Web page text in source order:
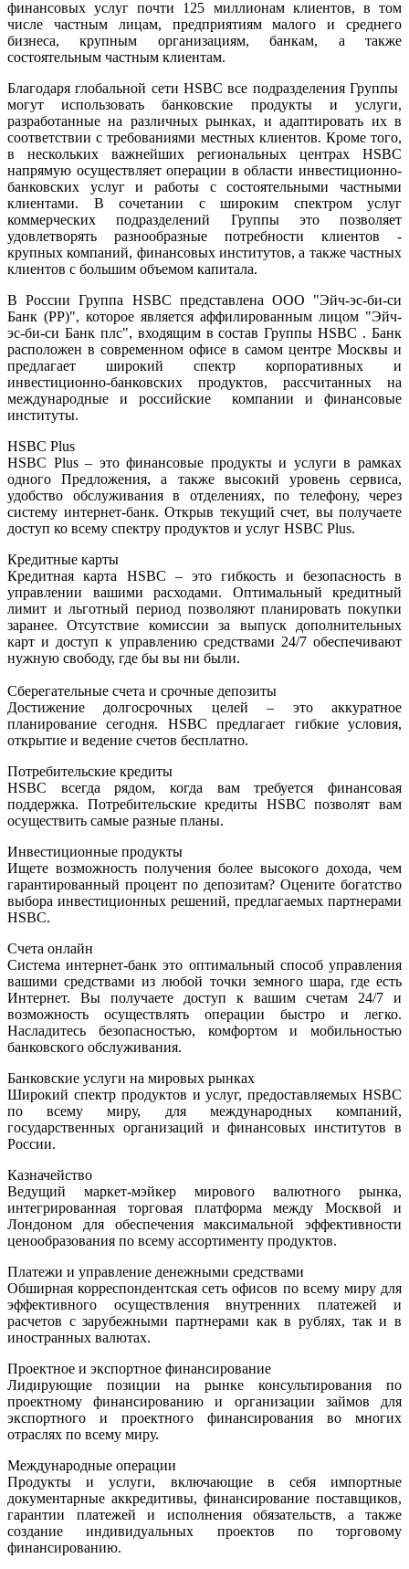
финансовых услуг почти 125 миллионам клиентов, в том
числе частным лицам, предприятиям малого и среднего
бизнеса, крупным организациям, банкам, а также
состоятельным частным клиентам.
Благодаря глобальной сети HSBC все подразделения Группы
могут использовать банковские продукты и услуги,
разработанные на различных рынках, и адаптировать их в
соответствии с требованиями местных клиентов. Кроме того,
в нескольких важнейших региональных центрах HSBC
напрямую осуществляет операции в области инвестиционно-
банковских услуг и работы с состоятельными частными
клиентами. В сочетании с широким спектром услуг
коммерческих подразделений Группы это позволяет
удовлетворять разнообразные потребности клиентов -
крупных компаний, финансовых институтов, а также частных
клиентов с большим объемом капитала.
В России Группа HSBC представлена ООО "Эйч-эс-би-си
Банк (РР)", которое является аффилированным лицом "Эйч-
эс-би-си Банк плс", входящим в состав Группы HSBC . Банк
расположен в современном офисе в самом центре Москвы и
предлагает широкий спектр корпоративных и
инвестиционно-банковских продуктов, рассчитанных на
международные и российские компании и финансовые
институты.
HSBC Plus
HSBC Plus – это финансовые продукты и услуги в рамках
одного Предложения, а также высокий уровень сервиса,
удобство обслуживания в отделениях, по телефону, через
систему интернет-банк. Открыв текущий счет, вы получаете
доступ ко всему спектру продуктов и услуг HSBC Plus.
Кредитные карты
Кредитная карта HSBC – это гибкость и безопасность в
управлении вашими расходами. Оптимальный кредитный
лимит и льготный период позволяют планировать покупки
заранее. Отсутствие комиссии за выпуск дополнительных
карт и доступ к управлению средствами 24/7 обеспечивают
нужную свободу, где бы вы ни были.
Сберегательные счета и срочные депозиты
Достижение долгосрочных целей – это аккуратное
планирование сегодня. HSBC предлагает гибкие условия,
открытие и ведение счетов бесплатно.
Потребительские кредиты
HSBC всегда рядом, когда вам требуется финансовая
поддержка. Потребительские кредиты HSBC позволят вам
осуществить самые разные планы.
Инвестиционные продукты
Ищете возможность получения более высокого дохода, чем
гарантированный процент по депозитам? Оцените богатство
выбора инвестиционных решений, предлагаемых партнерами
HSBC.
Счета онлайн
Система интернет-банк это оптимальный способ управления
вашими средствами из любой точки земного шара, где есть
Интернет. Вы получаете доступ к вашим счетам 24/7 и
возможность осуществлять операции быстро и легко.
Насладитесь безопасностью, комфортом и мобильностью
банковского обслуживания.
Банковские услуги на мировых рынках
Широкий спектр продуктов и услуг, предоставляемых HSBC
по всему миру, для международных компаний,
государственных организаций и финансовых институтов в
России.
Казначейство
Ведущий маркет-мэйкер мирового валютного рынка,
интегрированная торговая платформа между Москвой и
Лондоном для обеспечения максимальной эффективности
ценообразования по всему ассортименту продуктов.
Платежи и управление денежными средствами
Обширная корреспондентская сеть офисов по всему миру для
эффективного осуществления внутренних платежей и
расчетов с зарубежными партнерами как в рублях, так и в
иностранных валютах.
Проектное и экспортное финансирование
Лидирующие позиции на рынке консультирования по
проектному финансированию и организации займов для
экспортного и проектного финансирования во многих
отраслях по всему миру.
Международные операции
Продукты и услуги, включающие в себя импортные
документарные аккредитивы, финансирование поставщиков,
гарантии платежей и исполнения обязательств, а также
создание индивидуальных проектов по торговому
финансированию.